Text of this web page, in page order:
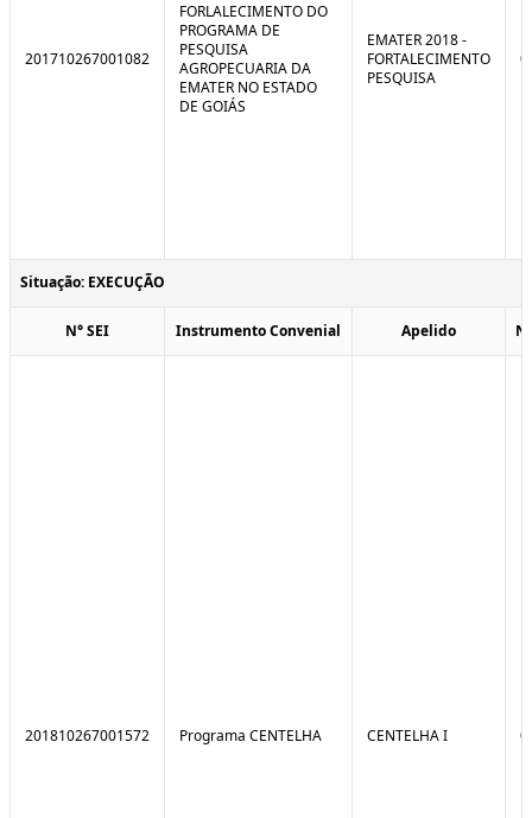
201710267001082
FORLALECIMENTO DO
PROGRAMA DE
PESQUISA
AGROPECUARIA DA
EMATER NO ESTADO
DE GOIÁS
EMATER 2018 -
FORTALECIMENTO
PESQUISA
Situação: EXECUÇÃO
N° SEI Instrumento Convenial Apelido
201810267001572 Programa CENTELHA CENTELHA I